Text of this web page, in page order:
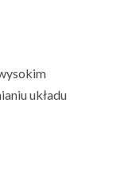
układu